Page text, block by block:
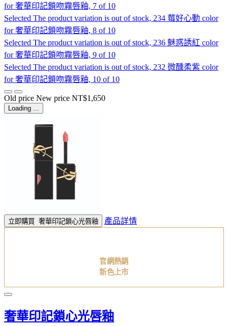
for 奢華印記鎖吻霧唇釉, 7 of 10
Selected The product variation is out of stock, 234 莓好心動 color
for 奢華印記鎖吻霧唇釉, 8 of 10
Selected The product variation is out of stock, 236 魅惑誘紅 color
for 奢華印記鎖吻霧唇釉, 9 of 10
Selected The product variation is out of stock, 232 微醺柔紫 color
for 奢華印記鎖吻霧唇釉, 10 of 10
Old price New price NT$1,650
Loading ...
立即購買 奢華印記鎖心光唇釉 產品詳情
官網熱銷
新色上市
奢華印記鎖心光唇釉